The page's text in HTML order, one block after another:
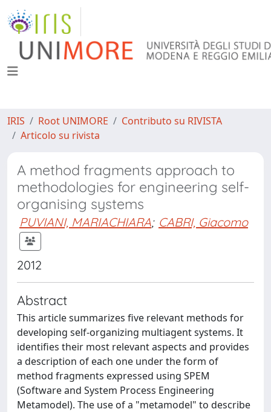
IRIS Root UNIMORE
Contributo su RIVISTA
Articolo su rivista
A method fragments approach to
methodologies for engineering self-
organising systems
PUVIANI, MARIACHIARA; CABRI, Giacomo
2012
Abstract
This article summarizes five relevant methods for
developing self-organizing multiagent systems. It
identifies their most relevant aspects and provides
a description of each one under the form of
method fragments expressed using SPEM
(Software and System Process Engineering
Metamodel). The use of a "metamodel" to describe